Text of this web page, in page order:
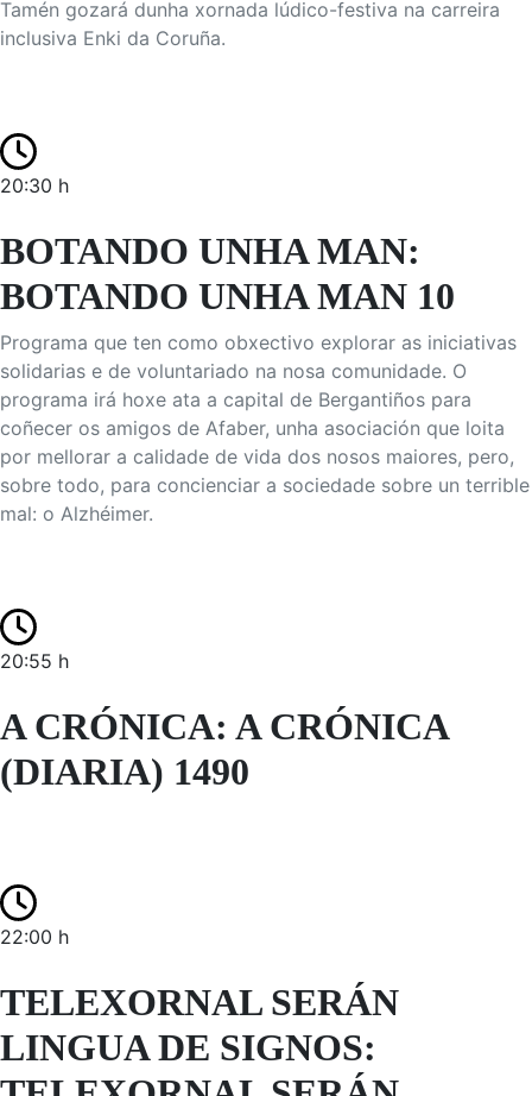
Tamén gozará dunha xornada lúdico-festiva na carreira
inclusiva Enki da Coruña.
20:30 h
BOTANDO UNHA MAN:
BOTANDO UNHA MAN 10
Programa que ten como obxectivo explorar as iniciativas
solidarias e de voluntariado na nosa comunidade. O
programa irá hoxe ata a capital de Bergantiños para
coñecer os amigos de Afaber, unha asociación que loita
por mellorar a calidade de vida dos nosos maiores, pero,
sobre todo, para concienciar a sociedade sobre un terrible
mal: o Alzhéimer.
20:55 h
A CRÓNICA: A CRÓNICA
(DIARIA) 1490
22:00 h
TELEXORNAL SERÁN
LINGUA DE SIGNOS: